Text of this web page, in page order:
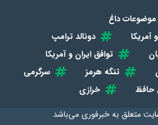
موضوعات داغ
آمریکا
دونالد ترامپ
توافق ایران و آمریکا
تنگه هرمز
سرگرمی
حافظ
خرازی
متعلق بهخبرفوری می‌باشد